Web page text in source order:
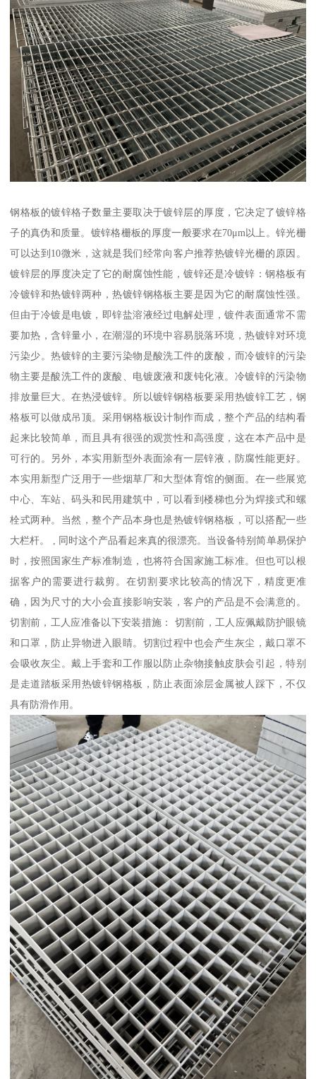
钢格板的镀锌格子数量主要取决于镀锌层的厚度，它决定了镀锌格
子的真伪和质量。镀锌格栅板的厚度一般要求在70μm以上。锌光栅
可以达到10微米，这就是我们经常向客户推荐热镀锌光栅的原因。
镀锌层的厚度决定了它的耐腐蚀性能，镀锌还是冷镀锌：钢格板有
冷镀锌和热镀锌两种，热镀锌钢格板主要是因为它的耐腐蚀性强。
但由于冷镀是电镀，即锌盐溶液经过电解处理，镀件表面通常不需
要加热，含锌量小，在潮湿的环境中容易脱落环境，热镀锌对环境
污染少。热镀锌的主要污染物是酸洗工件的废酸，而冷镀锌的污染
物主要是酸洗工件的废酸、电镀废液和废钝化液。冷镀锌的污染物
排放量巨大。在热浸镀锌。所以镀锌钢格板要采用热镀锌工艺，钢
格板可以做成吊顶。采用钢格板设计制作而成，整个产品的结构看
起来比较简单，而且具有很强的观赏性和高强度，这在本产品中是
可行的。另外，本实用新型外表面涂有一层锌液，防腐性能更好。
本实用新型广泛用于一些烟草厂和大型体育馆的侧面。在一些展览
中心、车站、码头和民用建筑中，可以看到楼梯也分为焊接式和螺
栓式两种。当然，整个产品本身也是热镀锌钢格板，可以搭配一些
大栏杆。 , 同时这个产品看起来真的很漂亮。当设备特别简单易保护
时，按照国家生产标准制造，也将符合国家施工标准。但也可以根
据客户的需要进行裁剪。在切割要求比较高的情况下，精度更准
确，因为尺寸的大小会直接影响安装，客户的产品是不会满意的。
切割前，工人应准备以下安装措施： 切割前，工人应佩戴防护眼镜
和口罩，防止异物进入眼睛。切割过程中也会产生灰尘，戴口罩不
会吸收灰尘。戴上手套和工作服以防止杂物接触皮肤会引起，特别
是走道踏板采用热镀锌钢格板，防止表面涂层金属被人踩下，不仅
具有防滑作用。